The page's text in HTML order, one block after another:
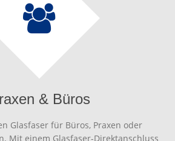
& Büros
Glasfaser für Büros, Praxen oder
Mit einem Glasfaser-Direktanschluss